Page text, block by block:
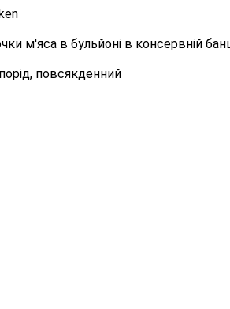
м'яса в бульйоні в консервній
повсякденний